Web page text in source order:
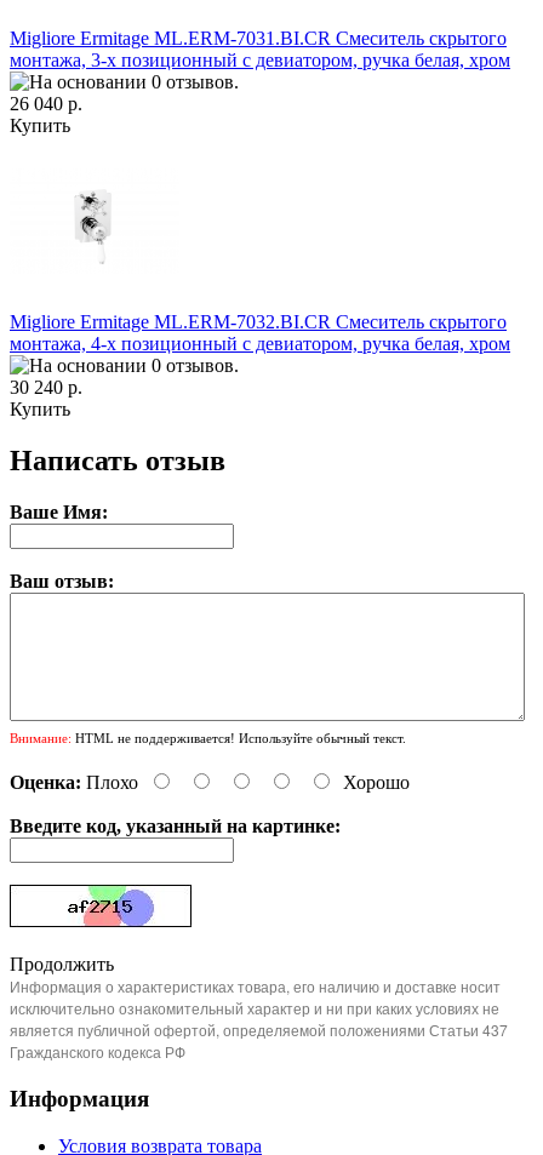
Migliore Ermitage ML.ERM-7031.BI.CR Смеситель скрытого
монтажа, 3-х позиционный с девиатором, ручка белая, хром
26 040 р.
Купить
Migliore Ermitage ML.ERM-7032.BI.CR Смеситель скрытого
монтажа, 4-х позиционный с девиатором, ручка белая, хром
30 240 р.
Купить
Написать отзыв
Ваше Имя:
Ваш отзыв:
Внимание: HTML не поддерживается! Используйте обычный текст.
Оценка: Плохо Хорошо
Введите код, указанный на картинке:
Продолжить
Информация о характеристиках товара, его наличию и доставке носит
исключительно ознакомительный характер и ни при каких условиях не
является публичной офертой, определяемой положениями Статьи 437
Гражданского кодекса РФ
Информация
Условия возврата товара